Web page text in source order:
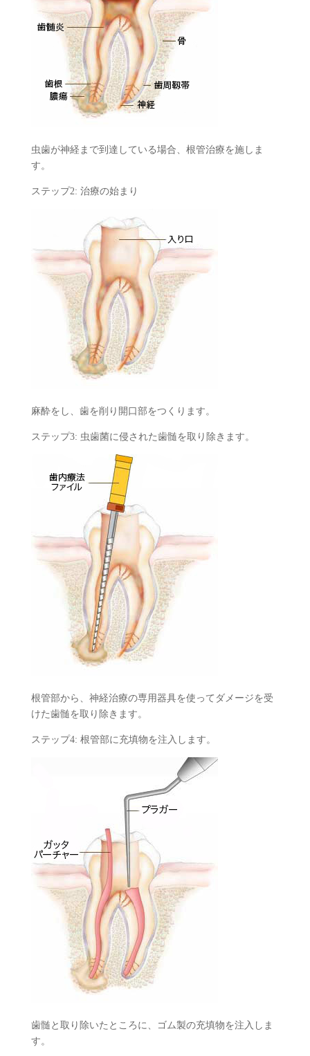
虫歯が神経まで到達している場合、根管治療を施しま
す。
ステップ2: 治療の始まり
麻酔をし、歯を削り開口部をつくります。
ステップ3: 虫歯菌に侵された歯髄を取り除きます。
根管部から、神経治療の専用器具を使ってダメージを受
けた歯髄を取り除きます。
ステップ4: 根管部に充填物を注入します。
歯髄と取り除いたところに、ゴム製の充填物を注入しま
す。